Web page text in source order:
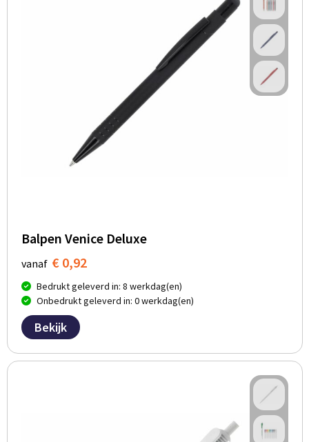
Balpen Venice Deluxe
vanaf € 0,92
Bedrukt geleverd in: 8 werkdag(en)
Onbedrukt geleverd in: 0 werkdag(en)
Bekijk